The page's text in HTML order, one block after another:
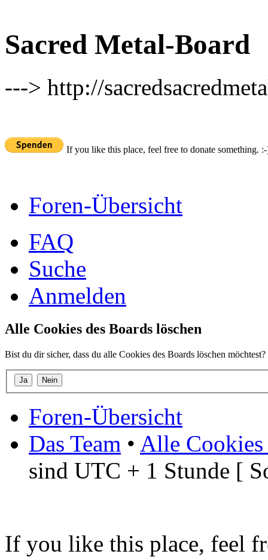
Sacred Metal-Board
---> http://
If you like this place, feel free to donate something.
Foren-Übersicht
FAQ
Suche
Anmelden
Alle Cookies des Boards löschen
Bist du dir sicher, dass du alle Cookies des Boards löschen möchtest?
Foren-Übersicht
Das Team • Alle Cookies
sind UTC + 1 Stunde [
If you like this place, feel